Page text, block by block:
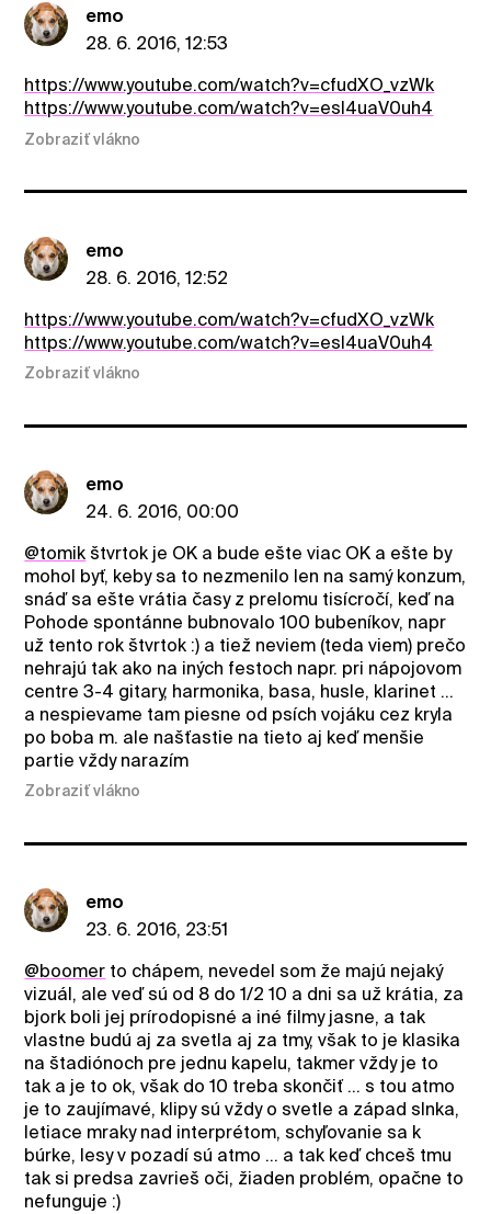
emo
28. 6. 2016, 12:53
https://www.youtube.com/watch?v=cfudXO_vzWk
https://www.youtube.com/watch?v=esI4uaV0uh4
Zobraziť vlákno
emo
28. 6. 2016, 12:52
https://www.youtube.com/watch?v=cfudXO_vzWk
https://www.youtube.com/watch?v=esI4uaV0uh4
Zobraziť vlákno
emo
24. 6. 2016, 00:00
@tomik štvrtok je OK a bude ešte viac OK a ešte by
mohol byť, keby sa to nezmenilo len na samý konzum,
snáď sa ešte vrátia časy z prelomu tisícročí, keď na
Pohode spontánne bubnovalo 100 bubeníkov, napr
už tento rok štvrtok :) a tiež neviem (teda viem) prečo
nehrajú tak ako na iných festoch napr. pri nápojovom
centre 3-4 gitary, harmonika, basa, husle, klarinet ...
a nespievame tam piesne od psích vojáku cez kryla
po boba m. ale našťastie na tieto aj keď menšie
partie vždy narazím
Zobraziť vlákno
emo
23. 6. 2016, 23:51
@boomer to chápem, nevedel som že majú nejaký
vizuál, ale veď sú od 8 do 1/2 10 a dni sa už krátia, za
bjork boli jej prírodopisné a iné filmy jasne, a tak
vlastne budú aj za svetla aj za tmy, však to je klasika
na štadiónoch pre jednu kapelu, takmer vždy je to
tak a je to ok, však do 10 treba skončiť ... s tou atmo
je to zaujímavé, klipy sú vždy o svetle a západ slnka,
letiace mraky nad interprétom, schyľovanie sa k
búrke, lesy v pozadí sú atmo ... a tak keď chceš tmu
tak si predsa zavrieš oči, žiaden problém, opačne to
nefunguje :)